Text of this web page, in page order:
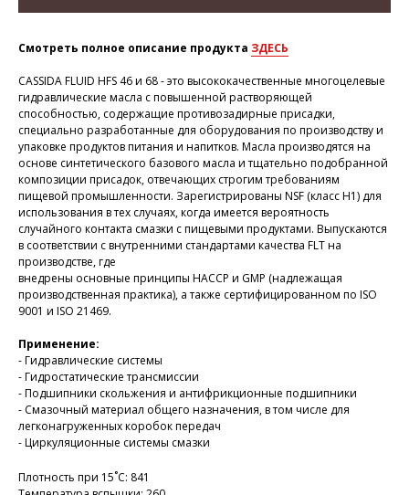
Смотреть полное описание продукта ЗДЕСЬ
CASSIDA FLUID HFS 46 и 68 - это высококачественные многоцелевые
гидравлические масла с повышенной растворяющей
способностью, содержащие противозадирные присадки,
специально разработанные для оборудования по производству и
упаковке продуктов питания и напитков. Масла производятся на
основе синтетического базового масла и тщательно подобранной
композиции присадок, отвечающих строгим требованиям
пищевой промышленности. Зарегистрированы NSF (класс H1) для
использования в тех случаях, когда имеется вероятность
случайного контакта смазки с пищевыми продуктами. Выпускаются
в соответствии с внутренними стандартами качества FLT на
производстве, где
внедрены основные принципы HACCP и GMP (надлежащая
производственная практика), а также сертифицированном по ISO
9001 и ISO 21469.
Применение:
- Гидравлические системы
- Гидростатические трансмиссии
- Подшипники скольжения и антифрикционные подшипники
- Смазочный материал общего назначения, в том числе для
легконагруженных коробок передач
- Циркуляционные системы смазки
Плотность при 15˚С: 841